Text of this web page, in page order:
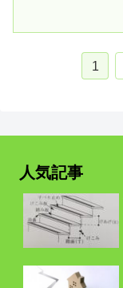
1
人気記事